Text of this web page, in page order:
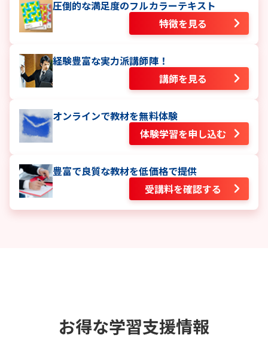
圧倒的な満足度のフルカラーテキスト
特徴を見る
経験豊富な実力派講師陣！
講師を見る
オンラインで教材を無料体験
体験学習を申し込む
豊富で良質な教材を低価格で提供
受講料を確認する
お得な学習支援情報